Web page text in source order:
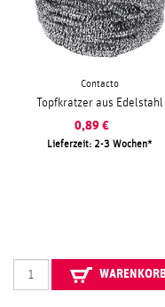
Contacto
Topfkratzer aus Edelstahl
0,89 €
Lieferzeit: 2-3 Wochen